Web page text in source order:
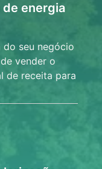
energia
do seu negócio
vender o
de receita para